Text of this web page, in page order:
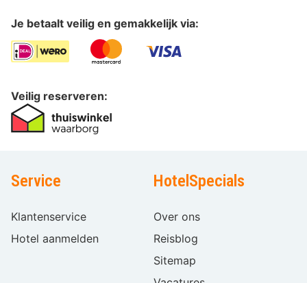
Je betaalt veilig en gemakkelijk via:
Veilig reserveren:
Service
Klantenservice
Hotel aanmelden
HotelSpecials
Over ons
Reisblog
Sitemap